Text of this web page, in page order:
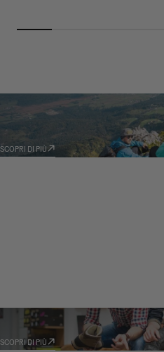
GARMONT WORLD
AMBASSADOR
SCOPRI DI PIÙ
RIVENDITORI
SCOPRI DI PIÙ